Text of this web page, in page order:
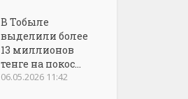
В Тобыле
выделили более
13 миллионов
тенге на покос...
06.05.2026 11:42